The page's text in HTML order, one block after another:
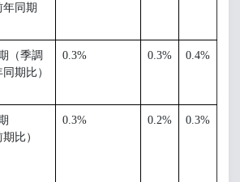
年同期
（季調
期比）
0.3% 0.3% 0.4%
比）
0.3% 0.2% 0.3%